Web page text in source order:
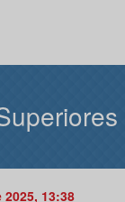
13:38